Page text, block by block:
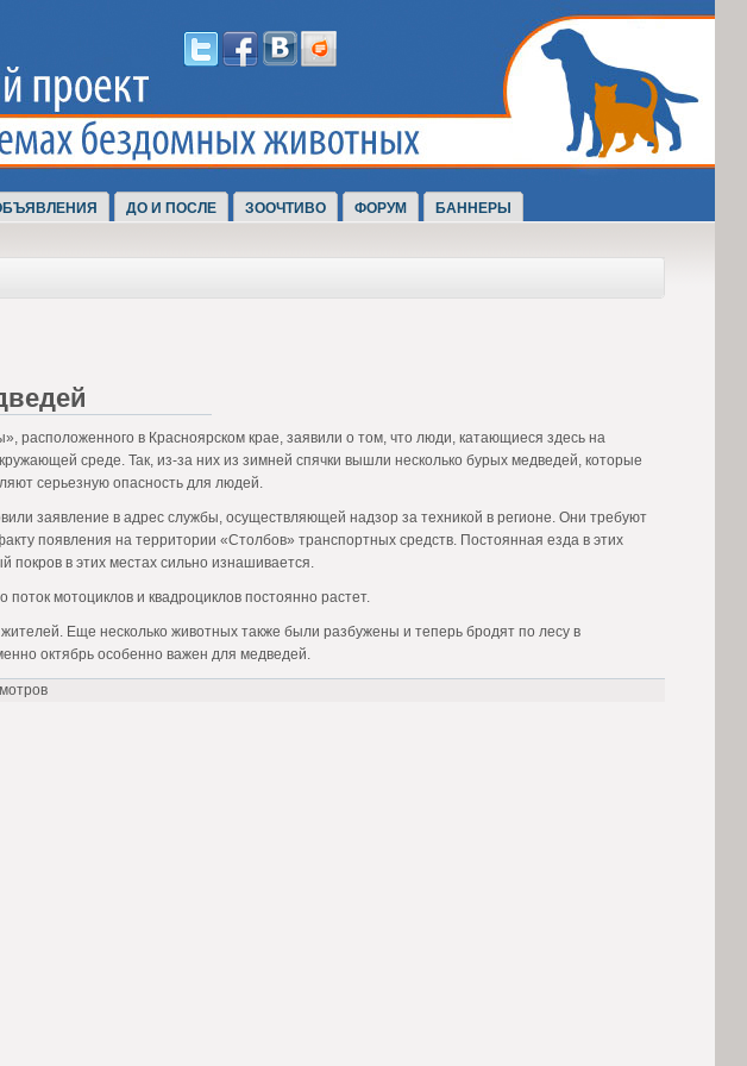
ДО И ПОСЛЕ ЗООЧТИВО ФОРУМ БАННЕРЫ
расположенного в Красноярском крае, заявили о том, что люди, катающиеся здесь на
среде. Так, из-за них из зимней спячки вышли несколько бурых медведей, которые
серьезную опасность для людей.
заявление в адрес службы, осуществляющей надзор за техникой в регионе. Они требуют
появления на территории «Столбов» транспортных средств. Постоянная езда в этих
покров в этих местах сильно изнашивается.
мотоциклов и квадроциклов постоянно растет.
Еще несколько животных также были разбужены и теперь бродят по лесу в
октябрь особенно важен для медведей.